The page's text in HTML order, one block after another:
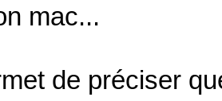
mac...
de préciser